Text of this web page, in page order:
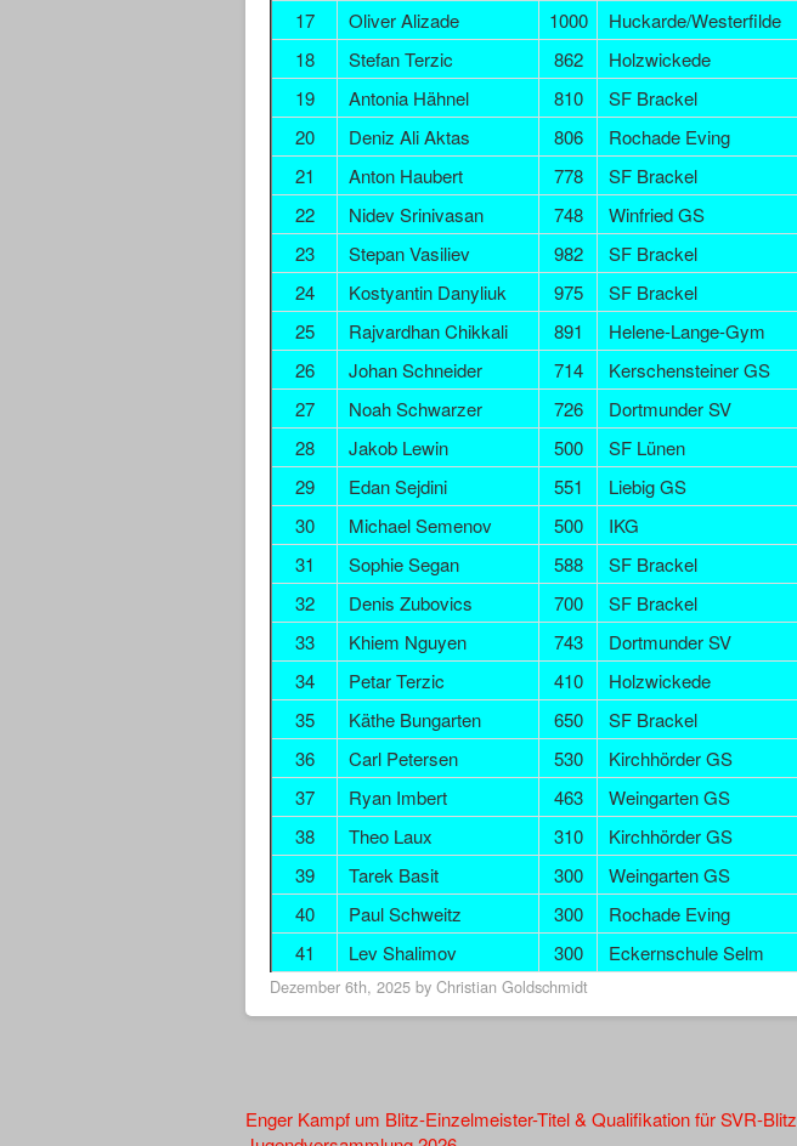
17
Oliver Alizade 1000 Huckarde/Westerfilde
18
Stefan Terzic 862 Holzwickede
19
Antonia Hähnel 810 SF Brackel
20
Deniz Ali Aktas 806 Rochade Eving
21
Anton Haubert 778 SF Brackel
22
Nidev Srinivasan 748 Winfried GS
23
Stepan Vasiliev 982 SF Brackel
24
Kostyantin Danyliuk 975 SF Brackel
25
Rajvardhan Chikkali 891 Helene-Lange-Gym
26
Johan Schneider 714 Kerschensteiner GS
27
Noah Schwarzer 726 Dortmunder SV
28
Jakob Lewin 500 SF Lünen
29
Edan Sejdini 551 Liebig GS
30
Michael Semenov 500 IKG
31
Sophie Segan 588 SF Brackel
32
Denis Zubovics 700 SF Brackel
33
Khiem Nguyen 743 Dortmunder SV
34
Petar Terzic 410 Holzwickede
35
Käthe Bungarten 650 SF Brackel
36
Carl Petersen 530 Kirchhörder GS
37
Ryan Imbert 463 Weingarten GS
38
Theo Laux 310 Kirchhörder GS
39
Tarek Basit 300 Weingarten GS
40
Paul Schweitz 300 Rochade Eving
41
Lev Shalimov 300 Eckernschule Selm
Dezember 6th, 2025 by Christian Goldschmidt
Other
Enger Kampf um Blitz-Einzelmeister-Titel & Qualifikation für SVR-Blitz